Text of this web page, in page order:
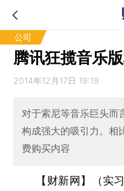
公司
腾讯狂揽音乐
2014年12月17日 19:19
对于索尼等音乐巨头而
构成强大的吸引力。相
费购买内容
【财新网】（实